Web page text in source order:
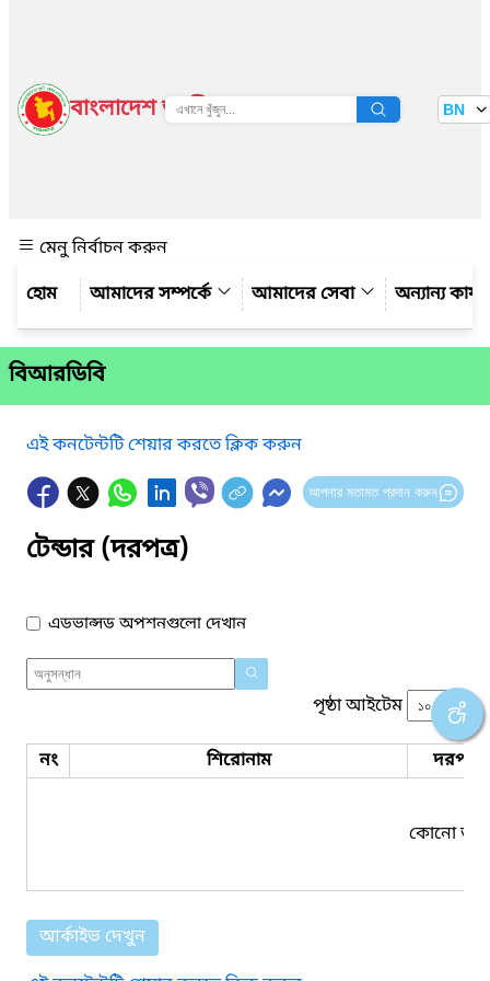
বাংলাদেশ জাতীয় তথ্য বাতায়ন BN
মেনু নির্বাচন করুন
আমাদের সম্পর্কে
আমাদের সেবা অন্যান্য
বিআরডিবি
এই কনটেন্টটি শেয়ার করতে ক্লিক করুন
আপনার মতামত প্রদান করুন
টেন্ডার (দরপত্র)
এডভান্সড অপশনগুলো দেখান
পৃষ্ঠা আইটেম
নং শিরোনাম দরপত্র
কোনো তথ্য
আর্কাইভ দেখুন